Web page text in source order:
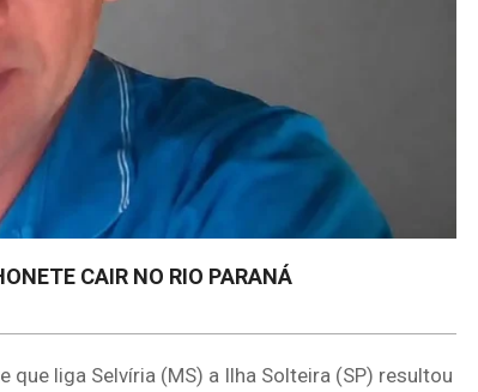
CAIR NO RIO PARANÁ
liga Selvíria (MS) a Ilha Solteira (SP) resultou